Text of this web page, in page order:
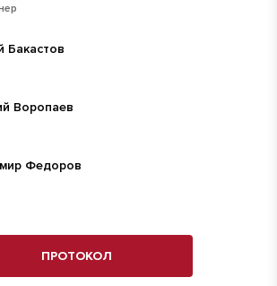
Бакастов
Воропаев
Федоров
ПРОТОКОЛ